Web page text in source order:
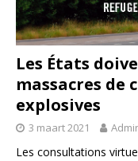
Les États
massacres de
explosives
3 maart 2021
Les consultations